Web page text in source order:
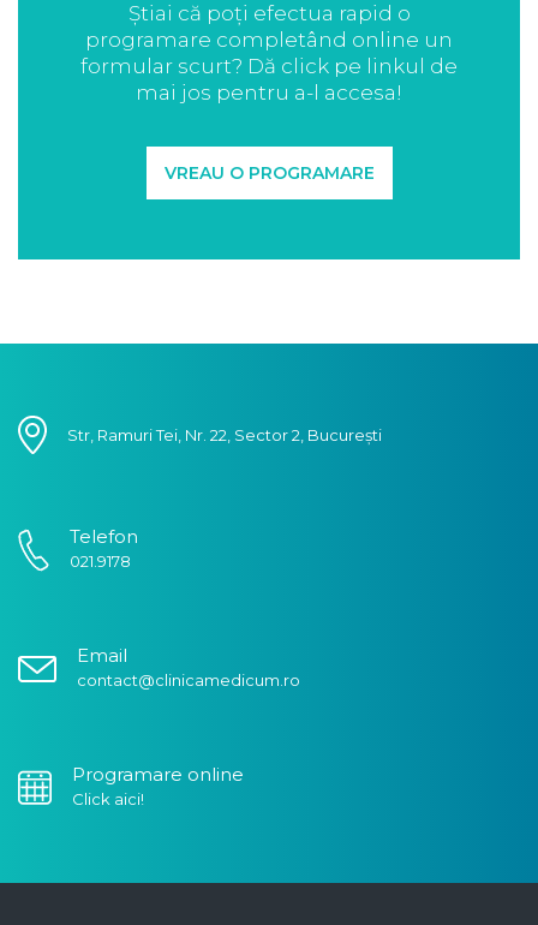
Știai că poți efectua rapid o
programare completând online un
formular scurt? Dă click pe linkul de
mai jos pentru a-l accesa!
VREAU O PROGRAMARE
Str, Ramuri Tei, Nr. 22, Sector 2, București
Telefon
021.9178
Email
contact@clinicamedicum.ro
Programare online
Click aici!